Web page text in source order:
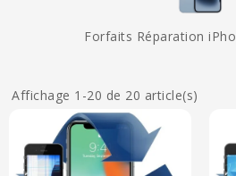
Forfaits Réparation
Affichage 1-20 de 20 article(s)